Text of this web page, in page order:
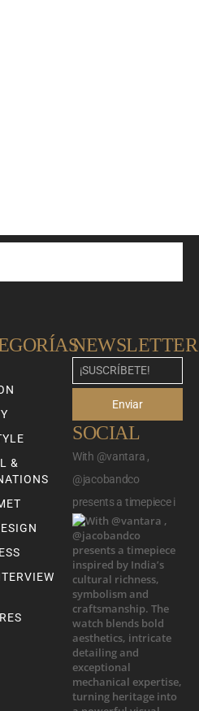
&
NEWSLETTER
Enviar
SOCIAL
With @vantara ,
@jacobandco
presents a timepiece i